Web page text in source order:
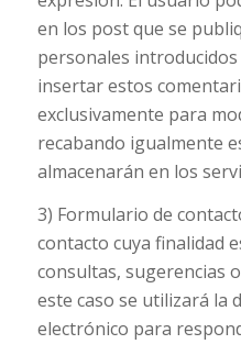
en los post que se
personales
insertar estos
exclusivamente para
recabando igualmente
almacenarán en los
3) Formulario de
contacto cuya finalidad
consultas, sugerencias
este caso se utilizará la
electrónico para